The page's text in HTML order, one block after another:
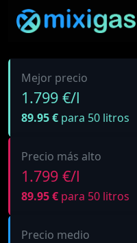
Mejor precio
1.799 €/l
89.95 € para 50 litros
Precio más alto
1.799 €/l
89.95 € para 50 litros
Precio medio